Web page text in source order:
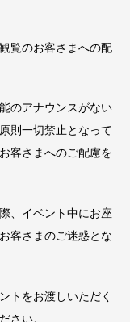
覧のお客さまへの配
のアナウンスがない
則一切禁止となって
客さまへのご配慮を
、イベント中にお座
客さまのご迷惑とな
トをお渡しいただく
さい。